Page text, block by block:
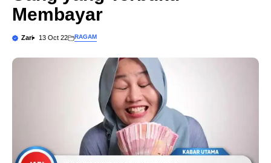
Membayar
Zari 13 Oct 22 RAGAM